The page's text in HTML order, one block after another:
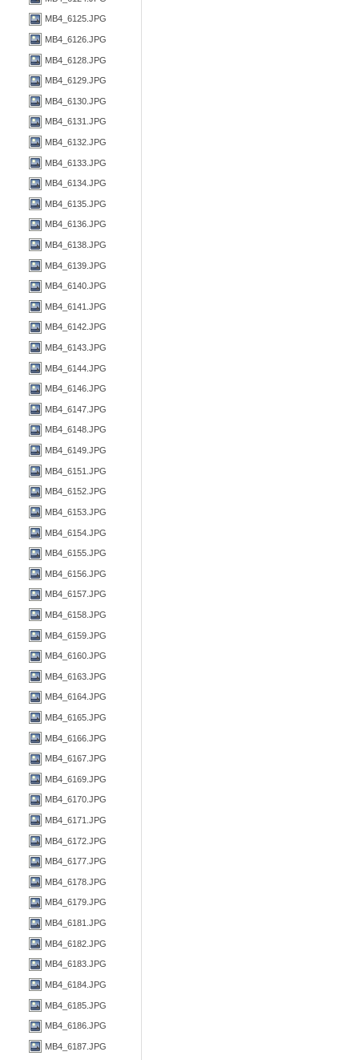
MB4_6125.JPG
MB4_6126.JPG
MB4_6128.JPG
MB4_6129.JPG
MB4_6130.JPG
MB4_6131.JPG
MB4_6132.JPG
MB4_6133.JPG
MB4_6134.JPG
MB4_6135.JPG
MB4_6136.JPG
MB4_6138.JPG
MB4_6139.JPG
MB4_6140.JPG
MB4_6141.JPG
MB4_6142.JPG
MB4_6143.JPG
MB4_6144.JPG
MB4_6146.JPG
MB4_6147.JPG
MB4_6148.JPG
MB4_6149.JPG
MB4_6151.JPG
MB4_6152.JPG
MB4_6153.JPG
MB4_6154.JPG
MB4_6155.JPG
MB4_6156.JPG
MB4_6157.JPG
MB4_6158.JPG
MB4_6159.JPG
MB4_6160.JPG
MB4_6163.JPG
MB4_6164.JPG
MB4_6165.JPG
MB4_6166.JPG
MB4_6167.JPG
MB4_6169.JPG
MB4_6170.JPG
MB4_6171.JPG
MB4_6172.JPG
MB4_6177.JPG
MB4_6178.JPG
MB4_6179.JPG
MB4_6181.JPG
MB4_6182.JPG
MB4_6183.JPG
MB4_6184.JPG
MB4_6185.JPG
MB4_6186.JPG
MB4_6187.JPG